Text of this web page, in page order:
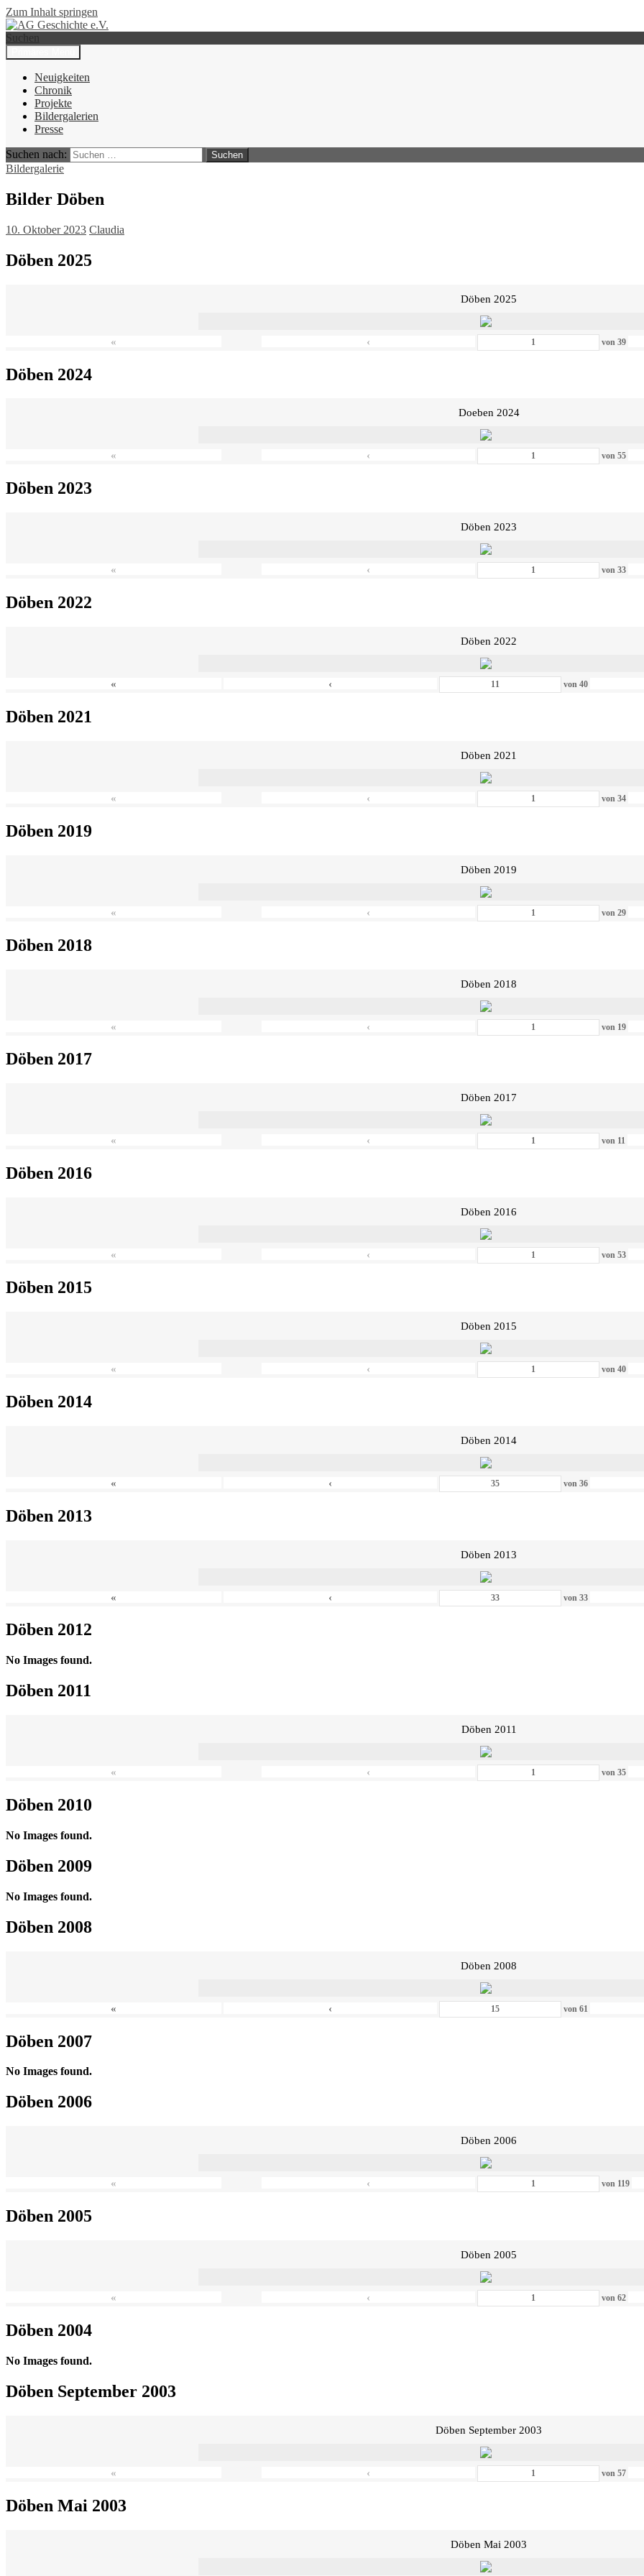
Zum Inhalt springen
AG Geschichte e.V.
Suchen
Neuigkeiten
Chronik
Projekte
Bildergalerien
Presse
Suchen nach:
Bildergalerie
Bilder Döben
10. Oktober 2023 Claudia
Döben 2025
Döben 2025
« ‹ von39
Döben 2024
Doeben 2024
« ‹ von55
Döben 2023
Döben 2023
« ‹ von33
Döben 2022
Döben 2022
« ‹ von40
Döben 2021
Döben 2021
« ‹ von34
Döben 2019
Döben 2019
« ‹ von29
Döben 2018
Döben 2018
« ‹ von 19
Döben 2017
Döben 2017
« ‹ von 11
Döben 2016
Döben 2016
« ‹ von53
Döben 2015
Döben 2015
« ‹ von40
Döben 2014
Döben 2014
« ‹ von36
Döben 2013
Döben 2013
« ‹ von33
Döben 2012
No Images found.
Döben 2011
Döben 2011
« ‹ von35
Döben 2010
No Images found.
Döben 2009
No Images found.
Döben 2008
Döben 2008
« ‹ von61
Döben 2007
No Images found.
Döben 2006
Döben 2006
« ‹ von 119
Döben 2005
Döben 2005
« ‹ von62
Döben 2004
No Images found.
Döben September 2003
Döben September 2003
« ‹ von57
Döben Mai 2003
Döben Mai 2003